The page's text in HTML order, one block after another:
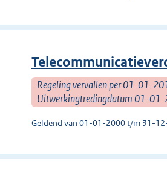
Regeling vervallen per 01-01-
Uitwerkingtredingdatum 01-
Geldend van 01-01-2000 t/m 31-